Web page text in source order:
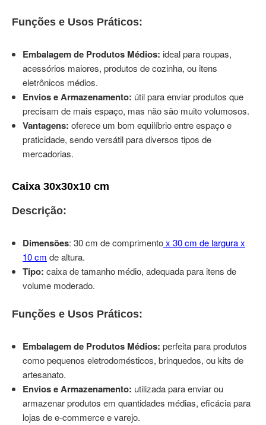
Funções e Usos Práticos:
Embalagem de Produtos Médios: ideal para roupas,
acessórios maiores, produtos de cozinha, ou itens
eletrônicos médios.
Envios e Armazenamento: útil para enviar produtos que
precisam de mais espaço, mas não são muito volumosos.
Vantagens: oferece um bom equilíbrio entre espaço e
praticidade, sendo versátil para diversos tipos de
mercadorias.
Caixa 30x30x10 cm
Descrição:
Dimensões: 30 cm de comprimentox 30 cm de largura x
10 cm de altura.
Tipo: caixa de tamanho médio, adequada para itens de
volume moderado.
Funções e Usos Práticos:
Embalagem de Produtos Médios: perfeita para produtos
como pequenos eletrodomésticos, brinquedos, ou kits de
artesanato.
Envios e Armazenamento: utilizada para enviar ou
armazenar produtos em quantidades médias, eficácia para
lojas de e-commerce e varejo.